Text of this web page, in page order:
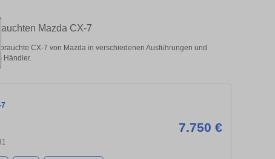
Mazda CX-7
CX-7 von Mazda in verschiedenen Ausführungen und
Händler.
7.750 €